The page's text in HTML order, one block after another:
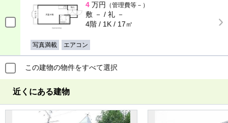
4 万円 （管理費等－）
敷 － / 礼 －
4階 / 1K / 17㎡
写真満載 エアコン
この建物の物件をすべて選択
近くにある建物